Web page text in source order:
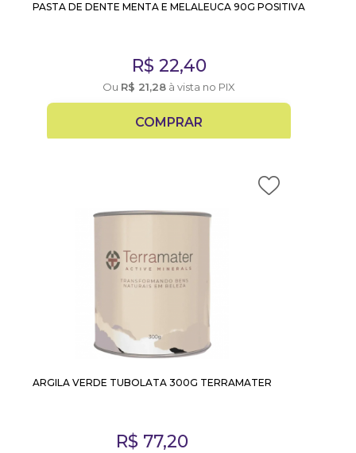
PASTA DE DENTE MENTA E MELALEUCA 90G POSITIVA
R$ 22,40
Ou R$ 21,28 à vista no PIX
COMPRAR
ARGILA VERDE TUBOLATA 300G TERRAMATER
R$ 77,20